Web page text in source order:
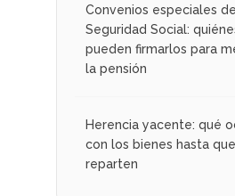
Convenios especiales
Seguridad Social:
pueden firmarlos para
la pensión
Herencia yacente: qué
con los bienes hasta
reparten